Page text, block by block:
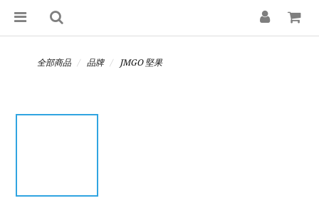
全部商品 品牌 JMGO 堅果